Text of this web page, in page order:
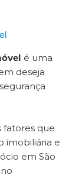
é uma
deseja
fatores que
imobiliária e
em São